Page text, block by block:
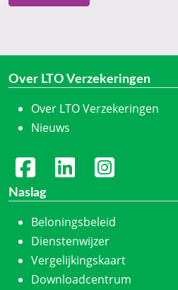
Over LTO Verzekeringen
Over LTO Verzekeringen
Nieuws
Naslag
Beloningsbeleid
Dienstenwijzer
Vergelijkingskaart
Downloadcentrum